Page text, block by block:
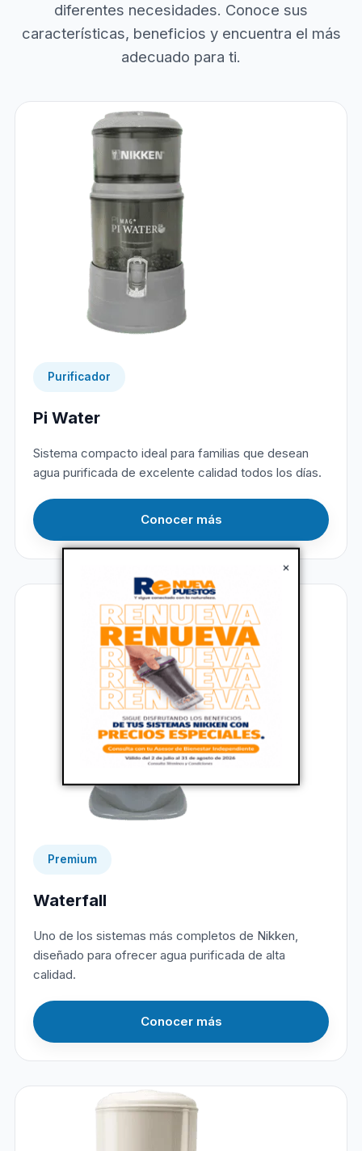
×
diferentes necesidades. Conoce sus
características, beneficios y encuentra el más
adecuado para ti.
Purificador
Pi Water
Sistema compacto ideal para familias que desean
agua purificada de excelente calidad todos los días.
Conocer más
Premium
Waterfall
Uno de los sistemas más completos de Nikken,
diseñado para ofrecer agua purificada de alta
calidad.
Conocer más